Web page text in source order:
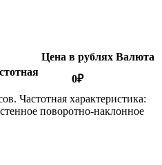
Цена в рублях Валюта
0₽
Частотная характеристика:
поворотно-наклонное